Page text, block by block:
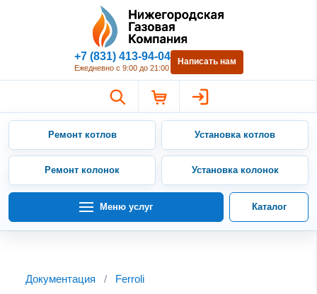
Нижегородская Газовая
+7 (831) 413-94-04
Ежедневно с 9:00 до 21:00
Написать нам
Ремонт котлов Установка котлов
Ремонт колонок Установка колонок
Меню услуг Каталог
Документация / Ferroli